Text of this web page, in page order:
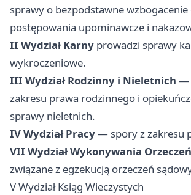
sprawy o bezpodstawne wzbogacenie
postępowania upominawcze i
II Wydział Karny prowadzi sprawy
wykroczeniowe.
III Wydział Rodzinny i Nieletnich —
zakresu prawa rodzinnego i
sprawy nieletnich.
IV Wydział Pracy— spory z zakresu
VII Wydział Wykonywania Orzeczeń
związane z egzekucją orzeczeń
V Wydział Ksiąg Wieczystych